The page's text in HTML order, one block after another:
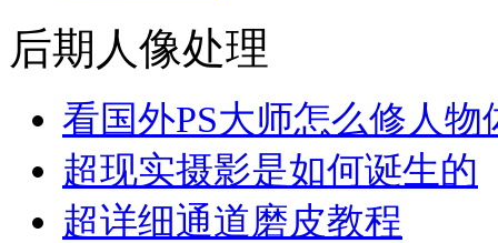
后期人像处理
看国外PS大师怎么修人
超现实摄影是如何诞生的
超详细通道磨皮教程